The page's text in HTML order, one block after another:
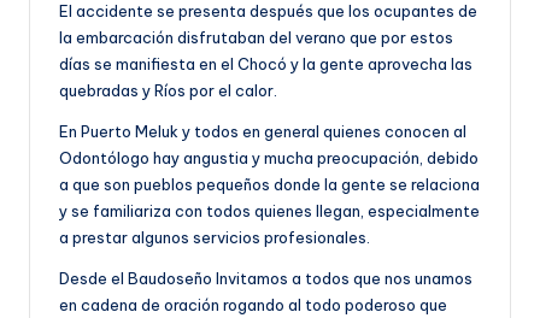
El accidente se presenta después que los ocupantes de
la embarcación disfrutaban del verano que por estos
días se manifiesta en el Chocó y la gente aprovecha las
quebradas y Ríos por el calor.
En Puerto Meluk y todos en general quienes conocen al
Odontólogo hay angustia y mucha preocupación, debido
a que son pueblos pequeños donde la gente se relaciona
y se familiariza con todos quienes llegan, especialmente
a prestar algunos servicios profesionales.
Desde el Baudoseño Invitamos a todos que nos unamos
en cadena de oración rogando al todo poderoso que